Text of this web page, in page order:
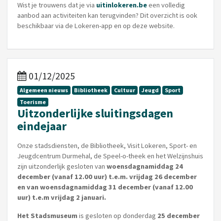
Wist je trouwens dat je via uitinlokeren.beeen volledig
aanbod aan activiteiten kan terugvinden? Dit overzicht is ook
beschikbaar via de Lokeren-app en op deze website.
01/12/2025
Algemeen nieuws Bibliotheek Cultuur Jeugd
Sport
Toerisme
Uitzonderlijke sluitingsdagen
eindejaar
Onze stadsdiensten, de Bibliotheek, Visit Lokeren, Sport- en
Jeugdcentrum Durmehal, de Speel-o-theek en het Welzijnshuis
zijn uitzonderlijk gesloten van woensdagnamiddag 24
december (vanaf 12.00 uur) t.e.m. vrijdag 26 december
en van woensdagnamiddag 31 december (vanaf 12.00
uur) t.e.m vrijdag 2 januari.
Het Stadsmuseumis gesloten op donderdag 25 december